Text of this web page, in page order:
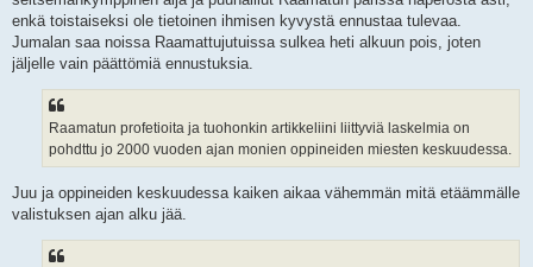
enkä toistaiseksi ole tietoinen ihmisen kyvystä ennustaa tulevaa.
Jumalan saa noissa Raamattujutuissa sulkea heti alkuun pois, joten
jäljelle vain päättömiä ennustuksia.
Raamatun profetioita ja tuohonkin artikkeliini liittyviä laskelmia on
pohdttu jo 2000 vuoden ajan monien oppineiden miesten keskuudessa.
Juu ja oppineiden keskuudessa kaiken aikaa vähemmän mitä etäämmälle
valistuksen ajan alku jää.